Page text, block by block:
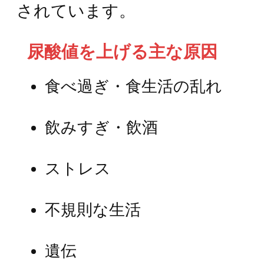
されています。
尿酸値を上げる主な原因
食べ過ぎ・食生活の乱れ
飲みすぎ・飲酒
ストレス
不規則な生活
遺伝